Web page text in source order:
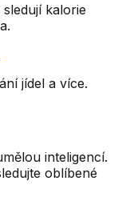
kalorie
jídel a více.
inteligencí.
oblíbené